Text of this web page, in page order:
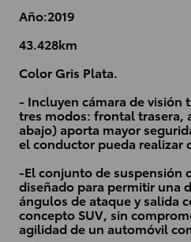
Año:2019
43.428km
Color Gris Plata.
- Incluyen cámara de visión
tres modos: frontal trasera,
abajo) aporta mayor
el conductor pueda realizar
-El conjunto de suspensión
diseñado para permitir una
ángulos de ataque y salida
concepto SUV, sin
agilidad de un automóvil